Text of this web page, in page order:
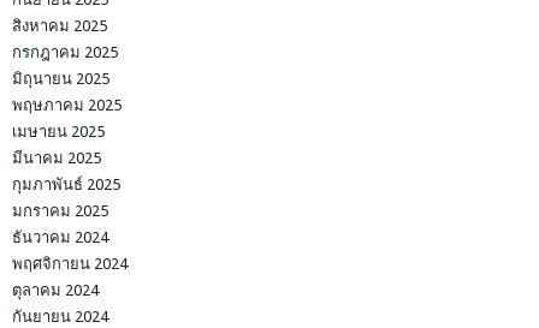
สิงหาคม 2025
กรกฎาคม 2025
มิถุนายน 2025
พฤษภาคม 2025
เมษายน 2025
มีนาคม 2025
กุมภาพันธ์ 2025
มกราคม 2025
ธันวาคม 2024
พฤศจิกายน 2024
ตุลาคม 2024
กันยายน 2024